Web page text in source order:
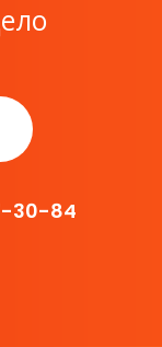
30-84